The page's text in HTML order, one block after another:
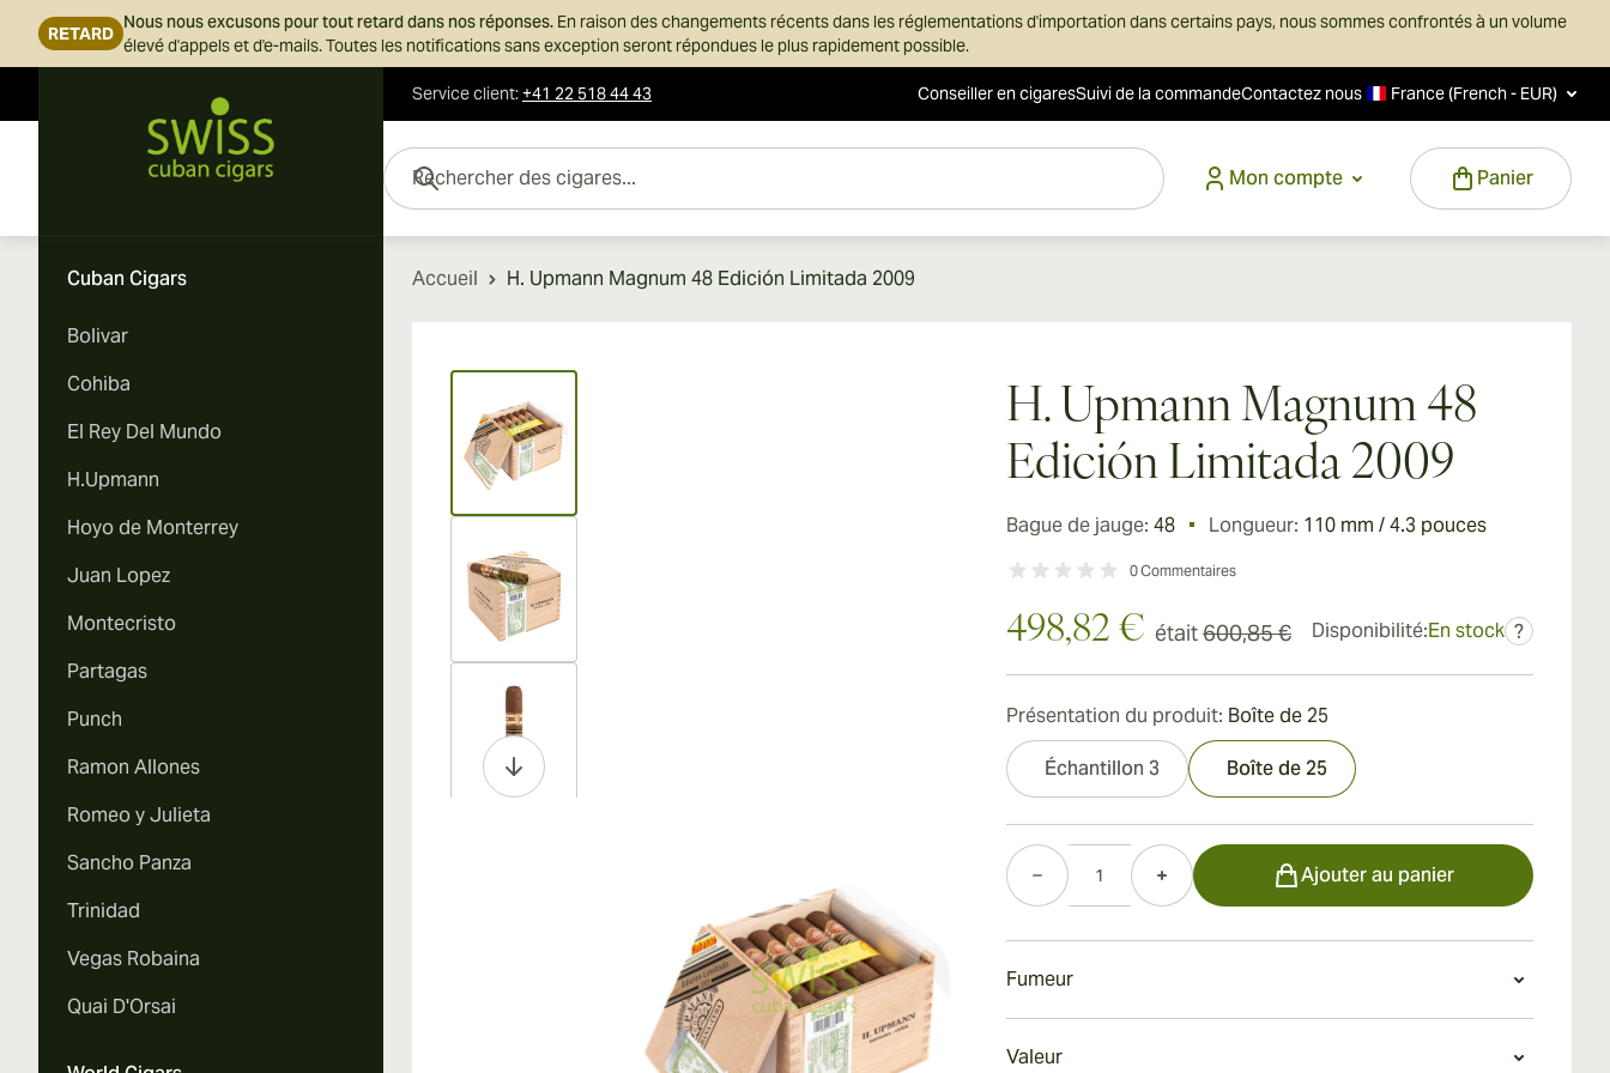
RETARD
Nous nous excusons pour tout retard dans nos réponses. En raison des changements récents dans les réglementations d'importation dans certains pays, nous sommes confrontés à un volume
élevé d'appels et d'e-mails. Toutes les notifications sans exception seront répondues le plus rapidement possible.
Service client:+41 22 518 44 43 Conseiller en cigaresSuivi de la commandeContactez nous France (French - EUR)
Mon compte
Panier
Rechercher des cigares...
Cuban Cigars
Bolivar
Cohiba
El Rey Del Mundo
H.Upmann
Hoyo de Monterrey
Juan Lopez
Montecristo
Partagas
Punch
Ramon Allones
Romeo y Julieta
Sancho Panza
Trinidad
Vegas Robaina
Quai D'Orsai
Accueil H. Upmann Magnum 48 Edición Limitada 2009
View larger image
H. Upmann Magnum 48
Edición Limitada 2009
Bague de jauge: 48 Longueur: 110 mm / 4.3 pouces
0Commentaires
498,82 € était600,85 € Disponibilité:En stock ?
Présentation du produit: Boîte de 25
Échantillon 3 Boîte de 25
Quantité
Ajouter au panier
Fumeur
Valeur